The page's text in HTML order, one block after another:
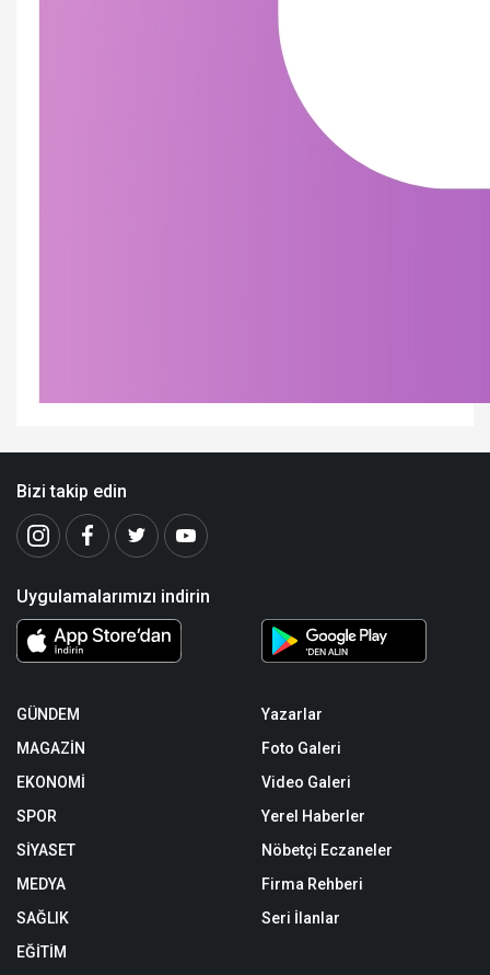
Bizi takip edin
Uygulamalarımızı indirin
GÜNDEM
MAGAZİN
EKONOMİ
SPOR
SİYASET
MEDYA
SAĞLIK
EĞİTİM
Yazarlar
Foto Galeri
Video Galeri
Yerel Haberler
Nöbetçi Eczaneler
Firma Rehberi
Seri İlanlar